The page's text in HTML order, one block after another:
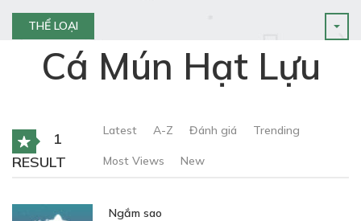
THỂ LOẠI
Cá Mún Hạt Lựu
1
RESULT
Latest A-Z Đánh giá Trending
Most Views New
Ngắm sao